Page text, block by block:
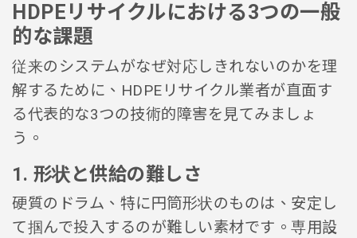
HDPEリサイクルにおける3つの一般
的な課題
従来のシステムがなぜ対応しきれないのかを理
解するために、HDPEリサイクル業者が直面す
る代表的な3つの技術的障害を見てみましょ
う。
1. 形状と供給の難しさ
硬質のドラム、特に円筒形状のものは、安定し
て掴んで投入するのが難しい素材です。専用設